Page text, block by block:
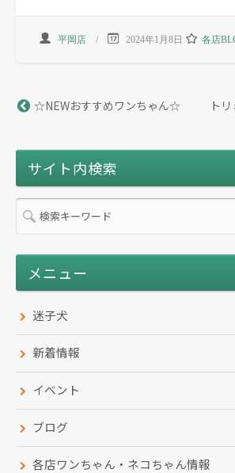
平岡店 2024年1月8日 各店
☆NEWおすすめワンちゃん☆ ト
サイト内検索
メニュー
迷子犬
新着情報
イベント
ブログ
各店ワンちゃん・ネコちゃん情報